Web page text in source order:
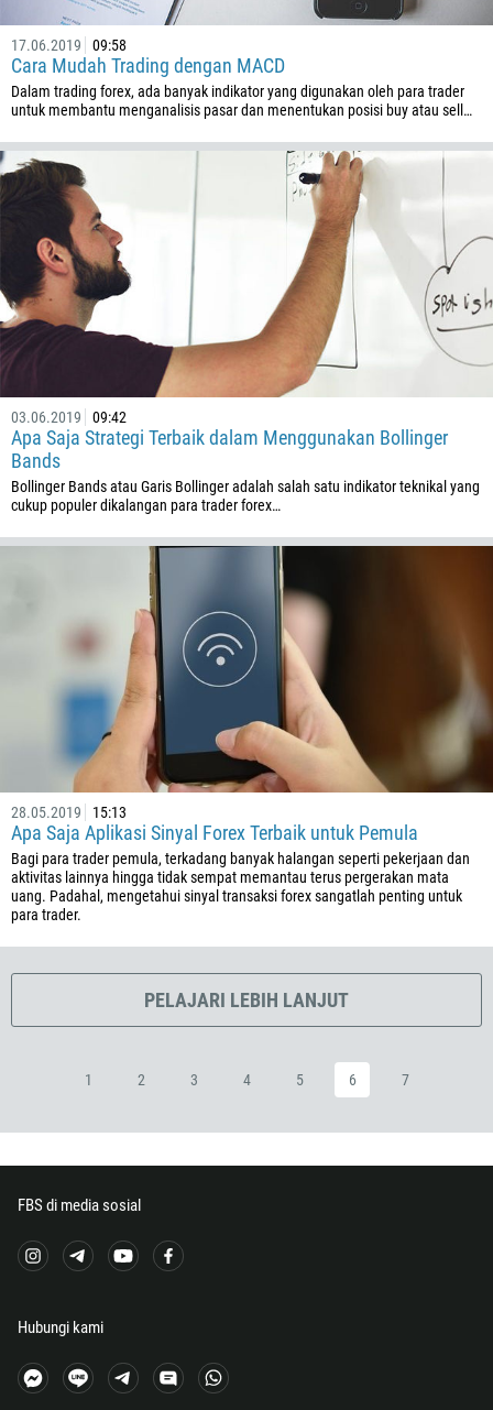
17.06.2019 09:58
Cara Mudah Trading dengan MACD
Dalam trading forex, ada banyak indikator yang digunakan oleh para trader
untuk membantu menganalisis pasar dan menentukan posisi buy atau sell…
03.06.2019 09:42
Apa Saja Strategi Terbaik dalam Menggunakan Bollinger
Bands
Bollinger Bands atau Garis Bollinger adalah salah satu indikator teknikal yang
cukup populer dikalangan para trader forex…
28.05.2019 15:13
Apa Saja Aplikasi Sinyal Forex Terbaik untuk Pemula
Bagi para trader pemula, terkadang banyak halangan seperti pekerjaan dan
aktivitas lainnya hingga tidak sempat memantau terus pergerakan mata
uang. Padahal, mengetahui sinyal transaksi forex sangatlah penting untuk
para trader.
PELAJARI LEBIH LANJUT
1 2 3 4 5 6 7
FBS di media sosial
Hubungi kami
238
1345
236
61
61
243
682
506
225
385
357
420
45
253
1767
1809
593
20
503
291
298
594
689
49